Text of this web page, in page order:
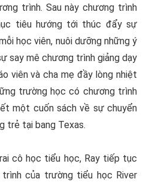
trình. Sau này chương trình
tiêu hướng tới thúc đẩy sự
học viên, nuôi dưỡng những ý
say mê chương trình giảng dạy
viên và cha mẹ đầy lòng nhiệt
trường học có chương trình
một cuốn sách về sự chuyển
trẻ tại bang Texas.
cô học tiểu học, Ray tiếp tục
của trường tiểu học River